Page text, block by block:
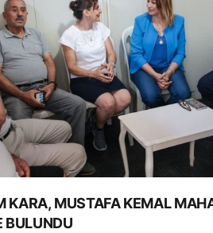
KARA, MUSTAFA KEMAL
BULUNDU